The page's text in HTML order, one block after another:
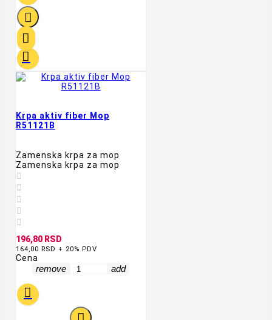



Krpa aktiv fiber Mop
R51121B
Zamenska krpa za mop
Zamenska krpa za mop





196,80 RSD
164,00 RSD + 20% PDV
Cena
remove add
